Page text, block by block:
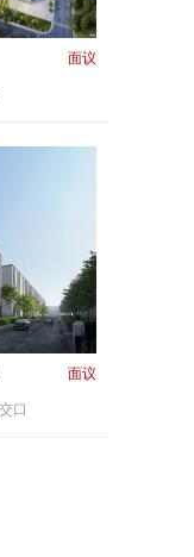
面议
面议
口